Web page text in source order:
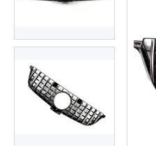
Політика конфіденційності